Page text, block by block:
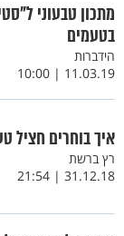
מתכון טבעוני
בטעמים
הידברות
11.03.19 | 10:00
איך בוחרים חציל
רץ ברשת
31.12.18 | 21:54